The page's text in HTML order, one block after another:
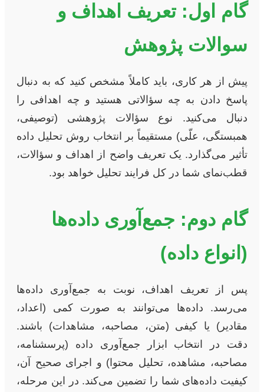
گام اول: تعریف اهداف و
سوالات پژوهش
پیش از هر کاری، باید کاملاً مشخص کنید که به دنبال
پاسخ دادن به چه سؤالاتی هستید و چه اهدافی را
دنبال می‌کنید. نوع سؤالات پژوهشی (توصیفی،
همبستگی، علّی) مستقیماً بر انتخاب روش تحلیل داده
تأثیر می‌گذارد. یک تعریف واضح از اهداف و سؤالات،
قطب‌نمای شما در کل فرایند تحلیل خواهد بود.
گام دوم: جمع‌آوری داده‌ها
(انواع داده)
پس از تعریف اهداف، نوبت به جمع‌آوری داده‌ها
می‌رسد. داده‌ها می‌توانند به صورت کمی (اعداد،
مقادیر) یا کیفی (متن، مصاحبه، مشاهدات) باشند.
دقت در انتخاب ابزار جمع‌آوری داده (پرسشنامه،
مصاحبه، مشاهده، تحلیل محتوا) و اجرای صحیح آن،
کیفیت داده‌های شما را تضمین می‌کند. در این مرحله،